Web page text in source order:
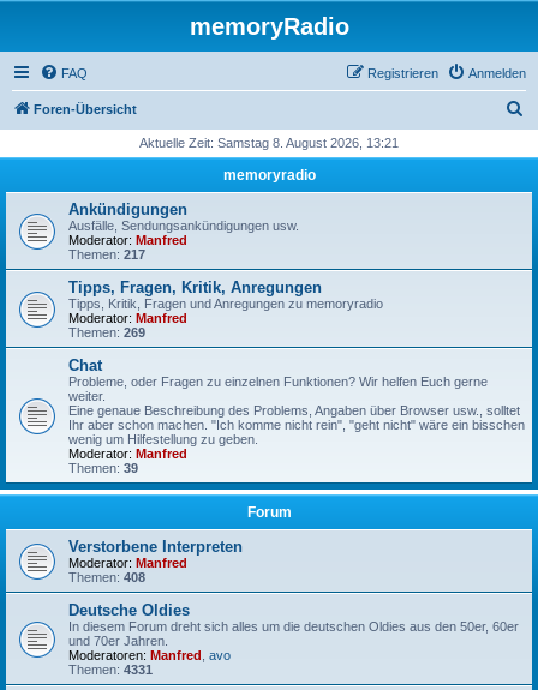
memoryRadio
FAQ Anmelden
Registrieren
Foren-Übersicht
h
Aktuelle Zeit: Samstag 8. August 2026, 13:21
memoryradio
Ankündigungen
Ausfälle, Sendungsankündigungen usw.
Moderator: Manfred
Themen: 217
Tipps, Fragen, Kritik, Anregungen
Tipps, Kritik, Fragen und Anregungen zu memoryradio
Moderator: Manfred
Themen: 269
Chat
Probleme, oder Fragen zu einzelnen Funktionen? Wir helfen Euch gerne
weiter.
Eine genaue Beschreibung des Problems, Angaben über Browser usw., solltet
Ihr aber schon machen. "Ich komme nicht rein", "geht nicht" wäre ein bisschen
wenig um Hilfestellung zu geben.
Moderator: Manfred
Themen: 39
Forum
Verstorbene Interpreten
Moderator: Manfred
Themen: 408
Deutsche Oldies
In diesem Forum dreht sich alles um die deutschen Oldies aus den 50er, 60er
und 70er Jahren.
Moderatoren: Manfred avo
Themen: 4331